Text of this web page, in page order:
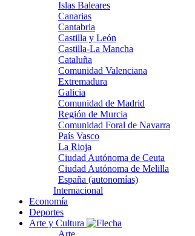
Islas Baleares
Canarias
Cantabria
Castilla y León
Castilla-La Mancha
Cataluña
Comunidad Valenciana
Extremadura
Galicia
Comunidad de Madrid
Región de Murcia
Comunidad Foral de Navarra
País Vasco
La Rioja
Ciudad Autónoma de Ceuta
Ciudad Autónoma de Melilla
España (autonomías)
Internacional
Economía
Deportes
Arte y Cultura